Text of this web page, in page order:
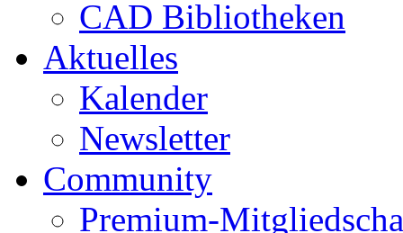
CAD Bibliotheken
Aktuelles
Kalender
Newsletter
Community
Premium-